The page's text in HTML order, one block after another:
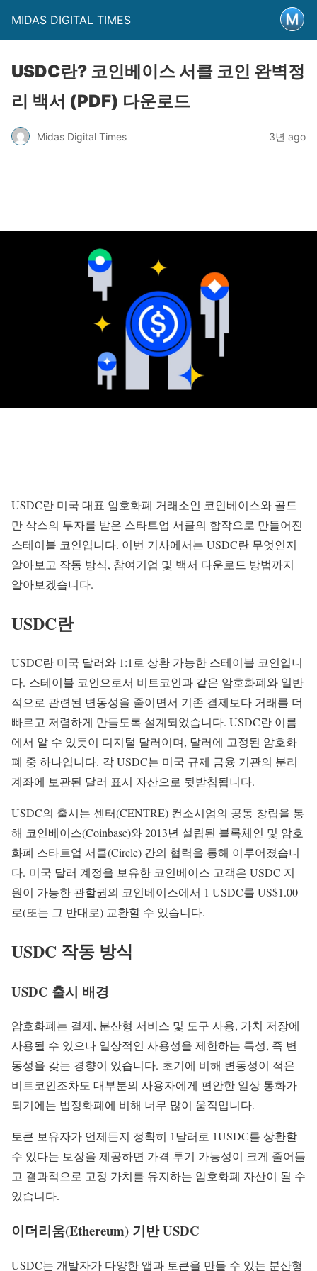
MIDAS DIGITAL TIMES
USDC란? 코인베이스 서클 코인 완벽정
리 백서 (PDF) 다운로드
Midas Digital Times 3년 ago
USDC란 미국 대표 암호화폐 거래소인 코인베이스와 골드
만 삭스의 투자를 받은 스타트업 서클의 합작으로 만들어진
스테이블 코인입니다. 이번 기사에서는 USDC란 무엇인지
알아보고 작동 방식, 참여기업 및 백서 다운로드 방법까지
알아보겠습니다.
USDC란
USDC란 미국 달러와 1:1로 상환 가능한 스테이블 코인입니
다. 스테이블 코인으로서 비트코인과 같은 암호화폐와 일반
적으로 관련된 변동성을 줄이면서 기존 결제보다 거래를 더
빠르고 저렴하게 만들도록 설계되었습니다. USDC란 이름
에서 알 수 있듯이 디지털 달러이며, 달러에 고정된 암호화
폐 중 하나입니다. 각 USDC는 미국 규제 금융 기관의 분리
계좌에 보관된 달러 표시 자산으로 뒷받침됩니다.
USDC의 출시는 센터(CENTRE) 컨소시엄의 공동 창립을 통
해 코인베이스(Coinbase)와 2013년 설립된 블록체인 및 암호
화폐 스타트업 서클(Circle) 간의 협력을 통해 이루어졌습니
다. 미국 달러 계정을 보유한 코인베이스 고객은 USDC 지
원이 가능한 관할권의 코인베이스에서 1 USDC를 US$1.00
로(또는 그 반대로) 교환할 수 있습니다.
USDC 작동 방식
USDC 출시 배경
암호화폐는 결제, 분산형 서비스 및 도구 사용, 가치 저장에
사용될 수 있으나 일상적인 사용성을 제한하는 특성, 즉 변
동성을 갖는 경향이 있습니다. 초기에 비해 변동성이 적은
비트코인조차도 대부분의 사용자에게 편안한 일상 통화가
되기에는 법정화폐에 비해 너무 많이 움직입니다.
토큰 보유자가 언제든지 정확히 1달러로 1USDC를 상환할
수 있다는 보장을 제공하면 가격 투기 가능성이 크게 줄어들
고 결과적으로 고정 가치를 유지하는 암호화폐 자산이 될 수
있습니다.
이더리움(Ethereum) 기반 USDC
USDC는 개발자가 다양한 앱과 토큰을 만들 수 있는 분산형